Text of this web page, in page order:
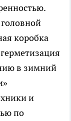
коробка
в зимний
и
по